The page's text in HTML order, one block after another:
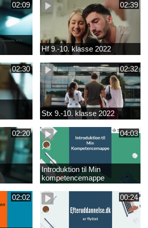
02:09 02:39
Hf 9.-10. klasse 2022
02:30 02:32
Stx 9.-10. klasse 2022
02:20 04:03
Introduktion til Min
kompetencemappe
02:02 00:24